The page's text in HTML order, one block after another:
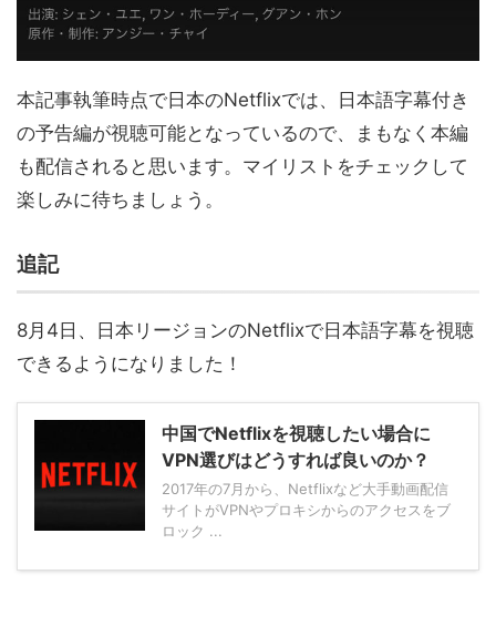
本記事執筆時点で日本のNetflixでは、日本語字幕付き
の予告編が視聴可能となっているので、まもなく本編
も配信されると思います。マイリストをチェックして
楽しみに待ちましょう。
追記
8月4日、日本リージョンのNetflixで日本語字幕を視聴
できるようになりました！
中国でNetflixを視聴したい場合に
VPN選びはどうすれば良いのか？
2017年の7月から、Netflixなど大手動画配信
サイトがVPNやプロキシからのアクセスをブ
ロック ...